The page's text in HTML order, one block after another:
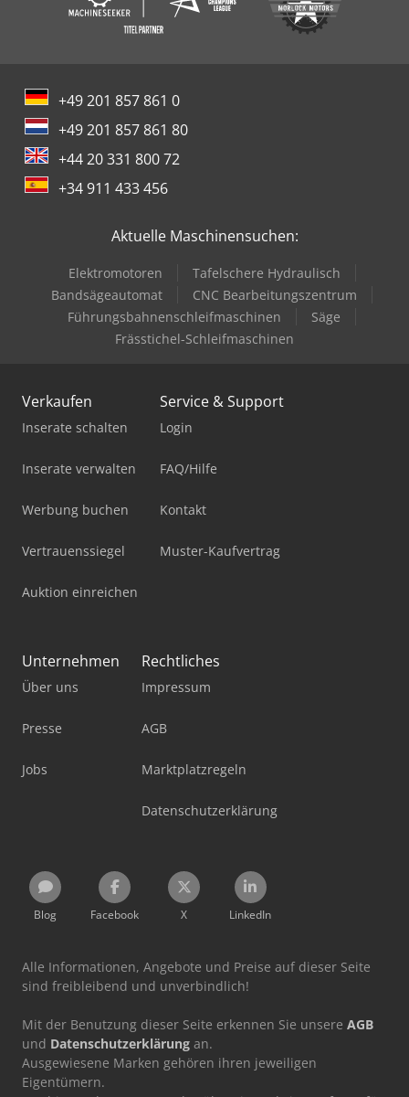
+49 201 857 861 0
+49 201 857 861 80
+44 20 331 800 72
+34 911 433 456
Aktuelle Maschinensuchen:
Elektromotoren
Tafelschere Hydraulisch
Bandsägeautomat
CNC Bearbeitungszentrum
Führungsbahnenschleifmaschinen
Säge
Frässtichel-Schleifmaschinen
Verkaufen
Inserate schalten
Inserate verwalten
Werbung buchen
Vertrauenssiegel
Auktion einreichen
Service & Support
Login
FAQ/Hilfe
Kontakt
Muster-Kaufvertrag
Unternehmen
Über uns
Presse
Jobs
Rechtliches
Impressum
AGB
Marktplatzregeln
Datenschutzerklärung
Blog Facebook X LinkedIn
Alle Informationen, Angebote und Preise auf dieser Seite
sind freibleibend und unverbindlich!
Mit der Benutzung dieser Seite erkennen Sie unsere AGB
und Datenschutzerklärung an.
Ausgewiesene Marken gehören ihren jeweiligen
Eigentümern.